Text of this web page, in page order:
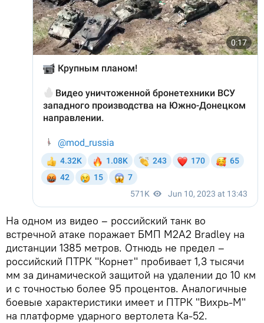
На одном из видео – российский танк во
встречной атаке поражает БМП M2A2 Bradley на
дистанции 1385 метров. Отнюдь не предел –
российский ПТРК "Корнет" пробивает 1,3 тысячи
мм за динамической защитой на удалении до 10 км
и с точностью более 95 процентов. Аналогичные
боевые характеристики имеет и ПТРК "Вихрь-М"
на платформе ударного вертолета Ка-52.